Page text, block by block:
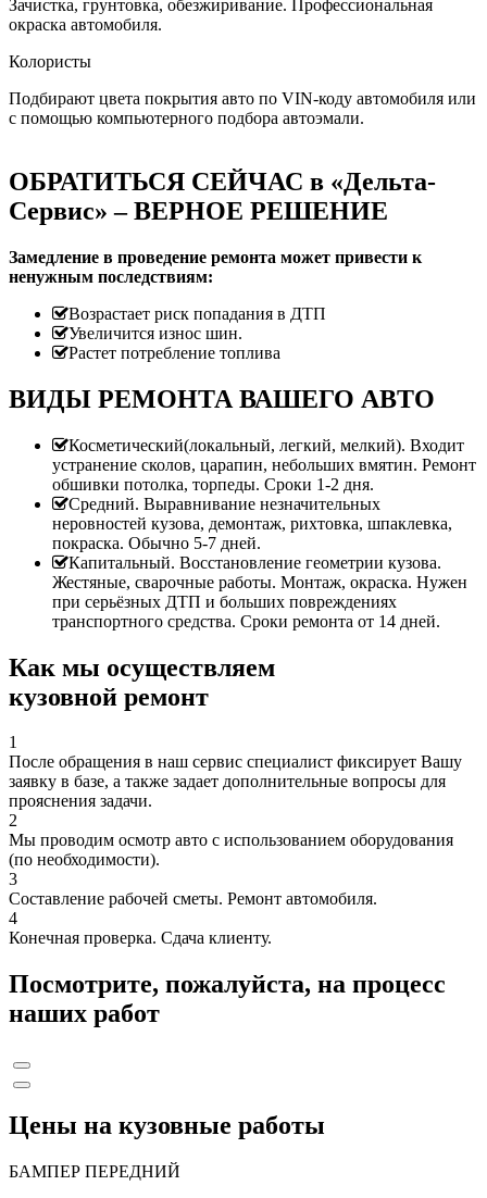
Зачистка, грунтовка, обезжиривание. Профессиональная
окраска автомобиля.
Колористы
Подбирают цвета покрытия авто по VIN-коду автомобиля или
с помощью компьютерного подбора автоэмали.
ОБРАТИТЬСЯ СЕЙЧАС в «Дельта-
Сервис» – ВЕРНОЕ РЕШЕНИЕ
Замедление в проведение ремонта может привести к
ненужным последствиям:
Возрастает риск попадания в ДТП
Увеличится износ шин.
Растет потребление топлива
ВИДЫ РЕМОНТА ВАШЕГО АВТО
Косметический(локальный, легкий, мелкий). Входит
устранение сколов, царапин, небольших вмятин. Ремонт
обшивки потолка, торпеды. Сроки 1-2 дня.
Средний. Выравнивание незначительных
неровностей кузова, демонтаж, рихтовка, шпаклевка,
покраска. Обычно 5-7 дней.
Капитальный. Восстановление геометрии кузова.
Жестяные, сварочные работы. Монтаж, окраска. Нужен
при серьёзных ДТП и больших повреждениях
транспортного средства. Сроки ремонта от 14 дней.
Как мы осуществляем
кузовной ремонт
1
После обращения в наш сервис специалист фиксирует Вашу
заявку в базе, а также задает дополнительные вопросы для
прояснения задачи.
2
Мы проводим осмотр авто с использованием оборудования
(по необходимости).
3
Составление рабочей сметы. Ремонт автомобиля.
4
Конечная проверка. Сдача клиенту.
Посмотрите, пожалуйста, на процесс
наших работ
Цены на кузовные работы
БАМПЕР ПЕРЕДНИЙ